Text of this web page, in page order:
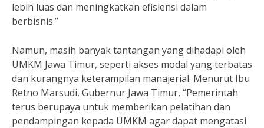
lebih luas dan meningkatkan efisiensi dalam
berbisnis.”
Namun, masih banyak tantangan yang dihadapi oleh
UMKM Jawa Timur, seperti akses modal yang terbatas
dan kurangnya keterampilan manajerial. Menurut Ibu
Retno Marsudi, Gubernur Jawa Timur, “Pemerintah
terus berupaya untuk memberikan pelatihan dan
pendampingan kepada UMKM agar dapat mengatasi